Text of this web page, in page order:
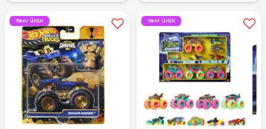
Yeni Ürün Yeni Ürün